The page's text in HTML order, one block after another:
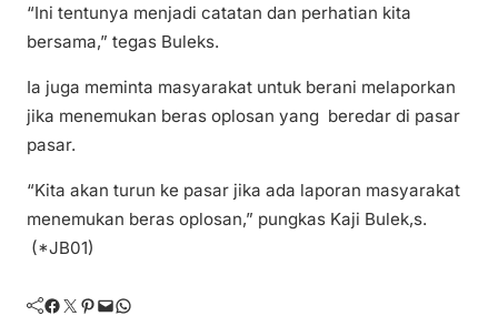
“Ini tentunya menjadi catatan dan perhatian kita
bersama,” tegas Buleks.
Ia juga meminta masyarakat untuk berani melaporkan
jika menemukan beras oplosan yang beredar di pasar
pasar.
“Kita akan turun ke pasar jika ada laporan masyarakat
menemukan beras oplosan,” pungkas Kaji Bulek,s.
(*JB01)
Facebook Twitter Pinterest Mail WhatsApp